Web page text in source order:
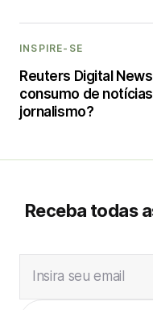
INSPIRE-SE
Reuters Digital
consumo de
jornalismo?
Receba todas
Insira seu email